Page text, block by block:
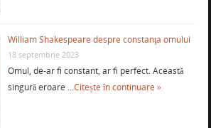
William Shakespeare despre constanţa omului
18 septembrie 2023
Omul, de-ar fi constant, ar fi perfect. Această
singură eroare …Citește în continuare »